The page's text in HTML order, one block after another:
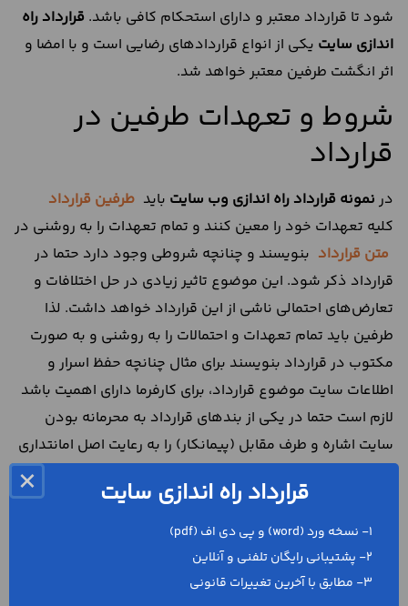
شود تا قرارداد معتبر و دارای استحکام کافی باشد. قرارداد راه
اندازی سایت یکی از انواع قراردادهای رضایی است و با امضا و
اثر انگشت طرفین معتبر خواهد شد.
شروط و تعهدات طرفین در
قرارداد
در نمونه قرارداد راه اندازی وب سایت باید طرفین قرارداد
کلیه تعهدات خود را معین کنند و تمام تعهدات را به روشنی در
متن قرارداد بنویسند و چنانچه شروطی وجود دارد حتما در
قرارداد ذکر شود. این موضوع تاثیر زیادی در حل اختلافات و
تعارض‌‌های احتمالی ناشی از این قرارداد خواهد داشت. لذا
طرفین باید تمام تعهدات و احتمالات را به روشنی و به صورت
مکتوب در قرارداد بنویسند برای مثال چنانچه حفظ اسرار و
اطلاعات سایت موضوع قرارداد، برای کارفرما دارای اهمیت باشد
لازم است حتما در یکی از بندهای قرارداد به محرمانه بودن
سایت اشاره و طرف مقابل (پیمانکار) را به رعایت اصل امانتداری
در این خصوص موظف کند و برای تخلف از این بند، ضمانت
اجرای مناسب را در متن قرارداد بیان کند.
اهمیت تعیین محل جبران
خسارت و نحوه رسیدگی به آن!
× قرارداد راه اندازی سایت
1- نسخه ورد (word) و پی دی اف (pdf)
2- پشتیبانی رایگان تلفنی و آنلاین
3- مطابق با آخرین تغییرات قانونی